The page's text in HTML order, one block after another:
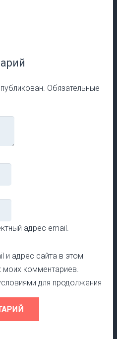
Обязательные
адрес email.
и адрес сайта в этом
комментариев.
для продолжения